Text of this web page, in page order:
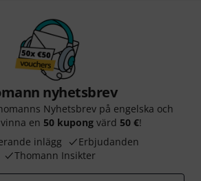
nyhetsbrev
Nyhetsbrev på engelska och
en 50 kupong värd 50 €!
inlägg
Erbjudanden
Thomann Insikter